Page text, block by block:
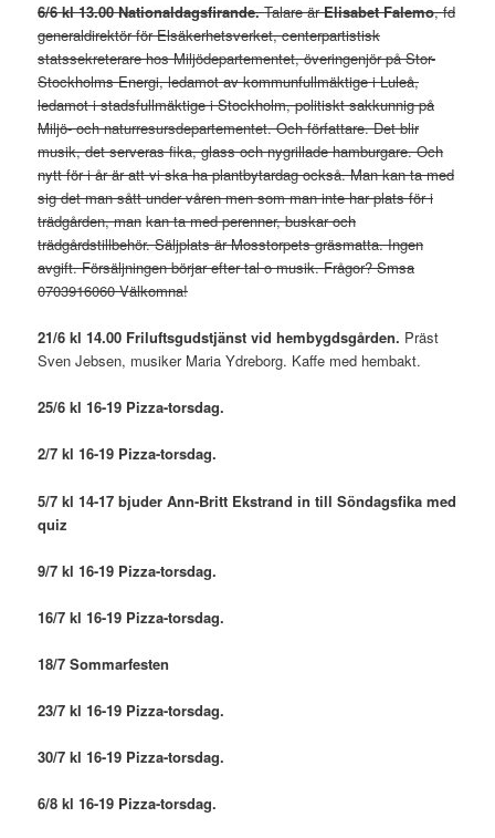
6/6 kl 13.00 Nationaldagsfirande.Talare ärElisabet Falemo, fd
generaldirektör för Elsäkerhetsverket, centerpartistisk
statssekreterare hos Miljödepartementet, överingenjör på Stor-
Stockholms Energi, ledamot av kommunfullmäktige i Luleå,
ledamot i stadsfullmäktige i Stockholm, politiskt sakkunnig på
Miljö- och naturresursdepartementet. Och författare. Det blir
musik, det serveras fika, glass och nygrillade hamburgare. Och
nytt för i år är att vi ska ha plantbytardag också. Man kan ta med
sig det man sått under våren men som man inte har plats för i
trädgården, man kan ta med perenner, buskar och
trädgårdstillbehör. Säljplats är Mosstorpets gräsmatta. Ingen
avgift. Försäljningen börjar efter tal o musik. Frågor? Smsa
0703916060 Välkomna!
21/6 kl 14.00 Friluftsgudstjänst vid hembygdsgården. Präst
Sven Jebsen, musiker Maria Ydreborg. Kaffe med hembakt.
25/6 kl 16-19 Pizza-torsdag.
2/7 kl 16-19 Pizza-torsdag.
5/7 kl 14-17 bjuder Ann-Britt Ekstrand in till Söndagsfika med
quiz
9/7 kl 16-19 Pizza-torsdag.
16/7 kl 16-19 Pizza-torsdag.
18/7 Sommarfesten
23/7 kl 16-19 Pizza-torsdag.
30/7 kl 16-19 Pizza-torsdag.
6/8 kl 16-19 Pizza-torsdag.